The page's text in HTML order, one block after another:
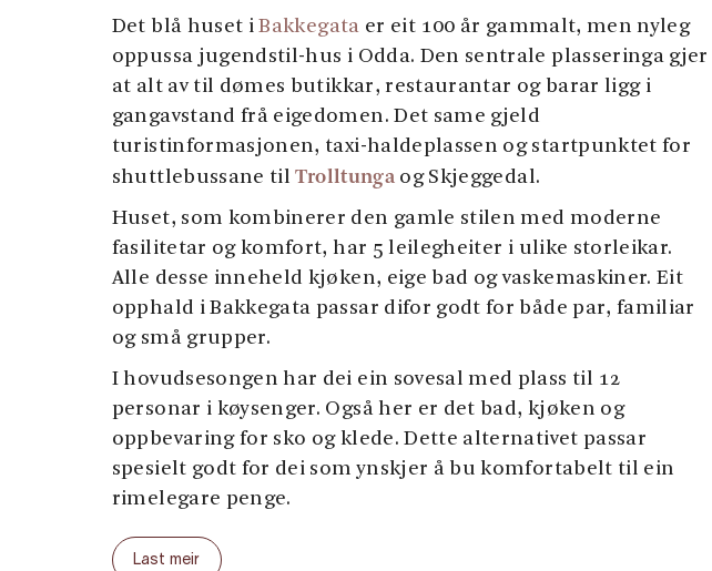
Det blå huset iBakkegata er eit 100 år gammalt, men nyleg
oppussa jugendstil-hus i Odda. Den sentrale plasseringa gjer
at alt av til dømes butikkar, restaurantar og barar ligg i
gangavstand frå eigedomen. Det same gjeld
turistinformasjonen, taxi-haldeplassen og startpunktet for
shuttlebussane tilTrolltungaog Skjeggedal.
Huset, som kombinerer den gamle stilen med moderne
fasilitetar og komfort, har 5 leilegheiter i ulike storleikar.
Alle desse inneheld kjøken, eige bad og vaskemaskiner. Eit
opphald i Bakkegata passar difor godt for både par, familiar
og små grupper.
I hovudsesongen har dei ein sovesal med plass til 12
personar i køysenger. Også her er det bad, kjøken og
oppbevaring for sko og klede. Dette alternativet passar
spesielt godt for dei som ynskjer å bu komfortabelt til ein
rimelegare penge.
Velkomen til Bakkegata!
Last meir